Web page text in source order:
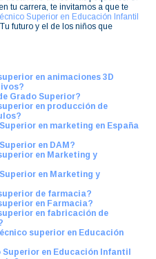
tu carrera, te invitamos a que te
Superior en Educación Infantil
futuro y el de los niños que
en animaciones 3D
Grado Superior?
en producción de
en marketing en España
en DAM?
en Marketing y
en Marketing y
de farmacia?
en Farmacia?
en fabricación de
superior en Educación
en Educación Infantil